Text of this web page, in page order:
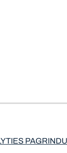
PAGRINDU